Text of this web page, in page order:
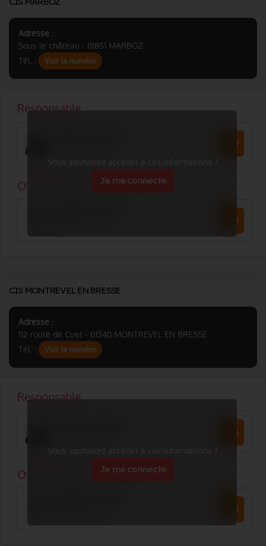
Adresse :
Sous le château - 01851 MARBOZ
Tél. :
Voir le numéro
Vous souhaitez accéder à ces informations ?
Je me connecte
CIS MONTREVEL EN BRESSE
Adresse :
112 route de Cuet - 01340 MONTREVEL EN BRESSE
Tél. :
Voir le numéro
Vous souhaitez accéder à ces informations ?
Je me connecte